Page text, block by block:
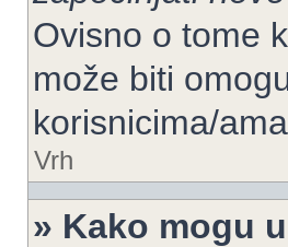
Ovisno o tome
može biti
korisnicima/
Vrh
» Kako mogu